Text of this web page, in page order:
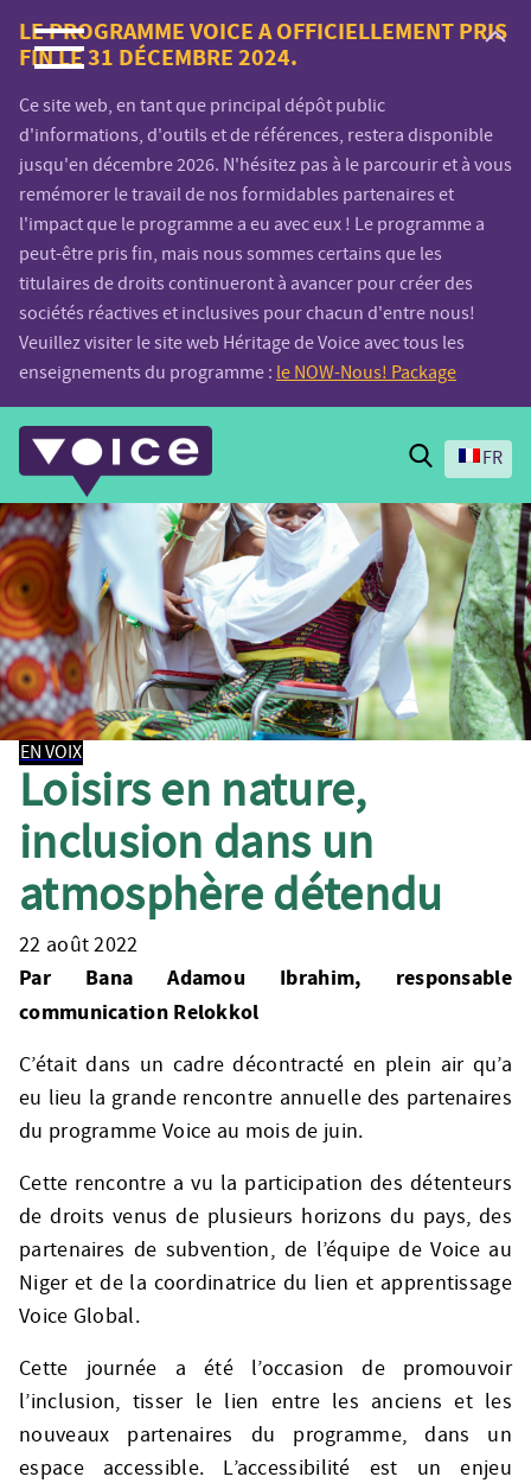
Voice.Global
website
LE PROGRAMME VOICE A OFFICIELLEMENT PRIS
FIN LE 31 DÉCEMBRE 2024.
Ce site web, en tant que principal dépôt public
d'informations, d'outils et de références, restera disponible
jusqu'en décembre 2026. N'hésitez pas à le parcourir et à vous
remémorer le travail de nos formidables partenaires et
l'impact que le programme a eu avec eux ! Le programme a
peut-être pris fin, mais nous sommes certains que les
titulaires de droits continueront à avancer pour créer des
sociétés réactives et inclusives pour chacun d'entre nous!
Veuillez visiter le site web Héritage de Voice avec tous les
enseignements du programme : le NOW-Nous! Package
Search
FR
EN VOIX
Loisirs en nature,
inclusion dans un
atmosphère détendu
22 août 2022
Par Bana Adamou Ibrahim, responsable
communication Relokkol
C’était dans un cadre décontracté en plein air qu’a
eu lieu la grande rencontre annuelle des partenaires
du programme Voice au mois de juin.
Cette rencontre a vu la participation des détenteurs
de droits venus de plusieurs horizons du pays, des
partenaires de subvention, de l’équipe de Voice au
Niger et de la coordinatrice du lien et apprentissage
Voice Global.
Cette journée a été l’occasion de promouvoir
l’inclusion, tisser le lien entre les anciens et les
nouveaux partenaires du programme, dans un
espace accessible. L’accessibilité est un enjeu